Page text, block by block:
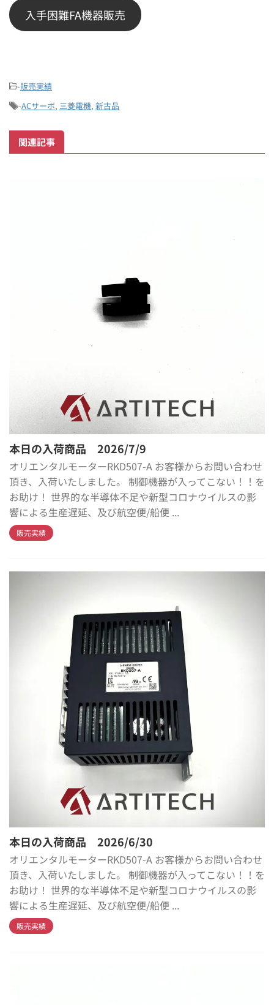
入手困難FA機器販売
-販売実績
-ACサーボ, 三菱電機, 新古品
関連記事
本日の入荷商品 2026/7/9
オリエンタルモーターRKD507-A お客様からお問い合わせ
頂き、入荷いたしました。 制御機器が入ってこない！！を
お助け！ 世界的な半導体不足や新型コロナウイルスの影
響による生産遅延、及び航空便/船便 ...
販売実績
本日の入荷商品 2026/6/30
オリエンタルモーターRKD507-A お客様からお問い合わせ
頂き、入荷いたしました。 制御機器が入ってこない！！を
お助け！ 世界的な半導体不足や新型コロナウイルスの影
響による生産遅延、及び航空便/船便 ...
販売実績